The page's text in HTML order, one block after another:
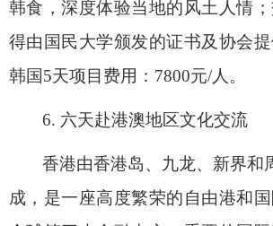
韩食，深度体验当地的风土人情
得由国民大学颁发的证书及协会提
韩国5天项目费用： 7800元/人。
6. 六天赴港澳地区文化交流
香港由香港岛、九龙、新界和
成，是一座高度繁荣的自由港和